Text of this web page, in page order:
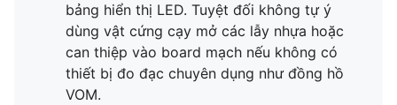
bảng hiển thị LED. Tuyệt đối không tự ý
dùng vật cứng cạy mở các lẫy nhựa hoặc
can thiệp vào board mạch nếu không có
thiết bị đo đạc chuyên dụng như đồng hồ
VOM.